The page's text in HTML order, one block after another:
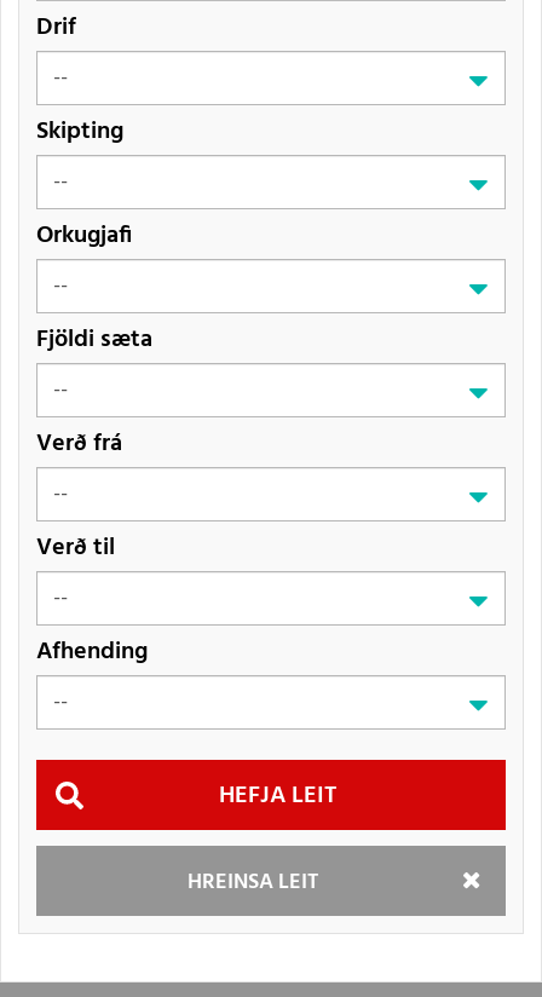
Drif
Skipting
Orkugjafi
Fjöldi sæta
Verð frá
Verð til
Afhending
HREINSA LEIT
Hefja